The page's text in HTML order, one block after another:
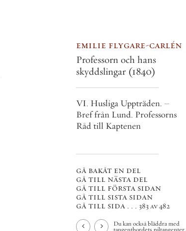
emilie flygare-carlén
Professorn och hans
skyddslingar (1840)
VI. Husliga Uppträden. –
Bref från Lund. Professorns
Råd till Kaptenen
gå bakåt en del
gå till nästa del
gå till första sidan
gå till sista sidan
gå till sida . . . 383 av 482
Du kan också bläddra med
tangentbordets piltangenter.